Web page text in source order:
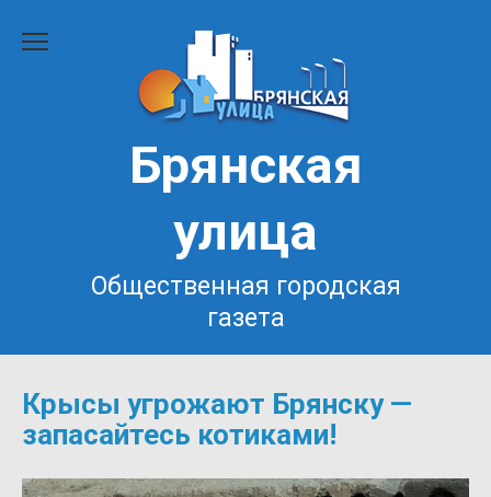
Брянская
улица
Общественная городская
газета
Крысы угрожают Брянску —
запасайтесь котиками!